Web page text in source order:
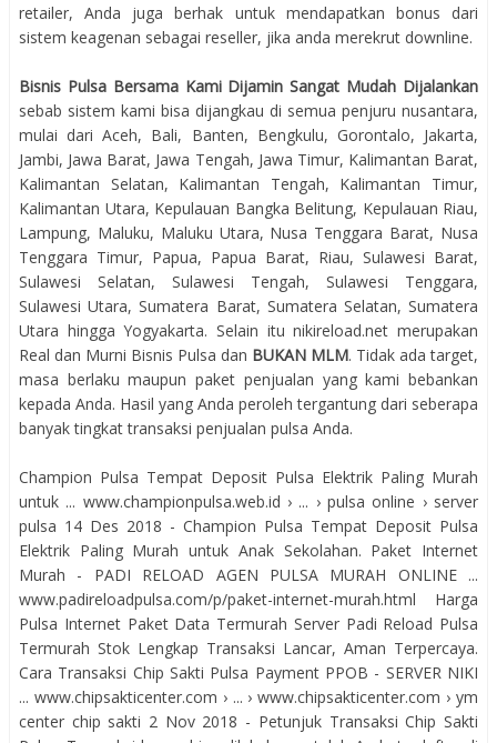
retailer, Anda juga berhak untuk mendapatkan bonus dari
sistem keagenan sebagai reseller, jika anda merekrut downline.
Bisnis Pulsa Bersama Kami Dijamin Sangat Mudah Dijalankan
sebab sistem kami bisa dijangkau di semua penjuru nusantara,
mulai dari Aceh, Bali, Banten, Bengkulu, Gorontalo, Jakarta,
Jambi, Jawa Barat, Jawa Tengah, Jawa Timur, Kalimantan Barat,
Kalimantan Selatan, Kalimantan Tengah, Kalimantan Timur,
Kalimantan Utara, Kepulauan Bangka Belitung, Kepulauan Riau,
Lampung, Maluku, Maluku Utara, Nusa Tenggara Barat, Nusa
Tenggara Timur, Papua, Papua Barat, Riau, Sulawesi Barat,
Sulawesi Selatan, Sulawesi Tengah, Sulawesi Tenggara,
Sulawesi Utara, Sumatera Barat, Sumatera Selatan, Sumatera
Utara hingga Yogyakarta. Selain itu nikireload.net merupakan
Real dan Murni Bisnis Pulsa dan BUKAN MLM. Tidak ada target,
masa berlaku maupun paket penjualan yang kami bebankan
kepada Anda. Hasil yang Anda peroleh tergantung dari seberapa
banyak tingkat transaksi penjualan pulsa Anda.
Champion Pulsa Tempat Deposit Pulsa Elektrik Paling Murah
untuk ... www.championpulsa.web.id › ... › pulsa online › server
pulsa 14 Des 2018 - Champion Pulsa Tempat Deposit Pulsa
Elektrik Paling Murah untuk Anak Sekolahan. Paket Internet
Murah - PADI RELOAD AGEN PULSA MURAH ONLINE ...
www.padireloadpulsa.com/p/paket-internet-murah.html Harga
Pulsa Internet Paket Data Termurah Server Padi Reload Pulsa
Termurah Stok Lengkap Transaksi Lancar, Aman Terpercaya.
Cara Transaksi Chip Sakti Pulsa Payment PPOB - SERVER NIKI
... www.chipsakticenter.com › ... › www.chipsakticenter.com › ym
center chip sakti 2 Nov 2018 - Petunjuk Transaksi Chip Sakti